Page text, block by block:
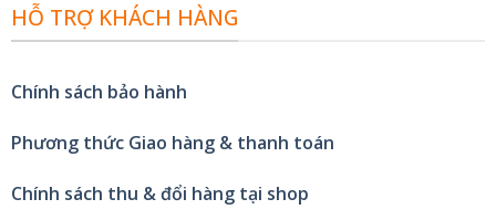
HỖ TRỢ KHÁCH HÀNG
Chính sách bảo hành
Phương thức Giao hàng & thanh toán
Chính sách thu & đổi hàng tại shop